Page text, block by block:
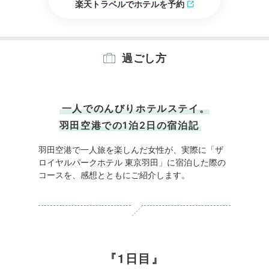
楽天トラベルでホテルを予約
過ごし方
一人でのんびりホテルステイ。
羽田空港での1泊2日の宿泊記
羽田空港で一人旅を楽しんだ女性が、実際に「ザ
ロイヤルパークホテル 東京羽田」に宿泊した際の
コースを、感想とともにご紹介します。
1日目